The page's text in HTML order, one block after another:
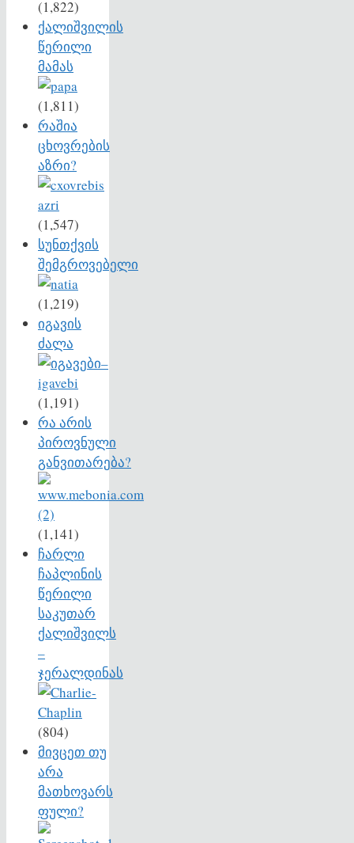
(1,822)
ქალიშვილის
წერილი
მამას
(1,811)
რაშია
ცხოვრების
აზრი?
(1,547)
სუნთქვის
შემგროვებელი
(1,219)
იგავის
ძალა
(1,191)
რა არის
პიროვნული
განვითარება?
(1,141)
ჩარლი
ჩაპლინის
წერილი
საკუთარ
ქალიშვილს
–
ჯერალდინას
(804)
მივცეთ თუ
არა
მათხოვარს
ფული?